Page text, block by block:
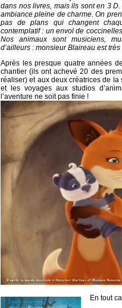
dans nos livres, mais ils sont en 3
ambiance pleine de charme. On
pas de plans qui changent
contemplatif : un envol de
Nos animaux sont musiciens,
d’ailleurs : monsieur Blaireau est très
Après les presque quatre années
chantier (ils ont achevé 20 des
réaliser) et aux deux créatrices de
et les voyages aux studios
l’aventure ne soit pas finie !
En tout